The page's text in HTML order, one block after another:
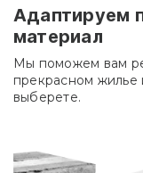
Адаптируем
материал
Мы поможем вам
прекрасном жилье
выберете.